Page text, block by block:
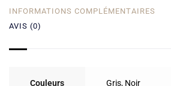
INFORMATIONS COMPLÉMENTAIRES
AVIS (0)
Couleurs Gris, Noir